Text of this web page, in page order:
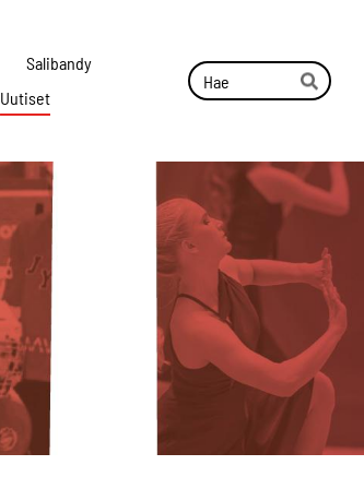
Salibandy
Uutiset
Haku
Hae